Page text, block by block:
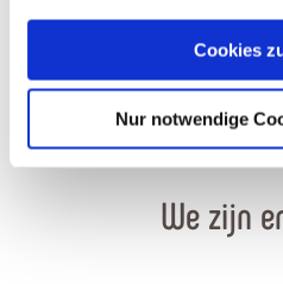
Cookies
Nur notwendige
We zijn